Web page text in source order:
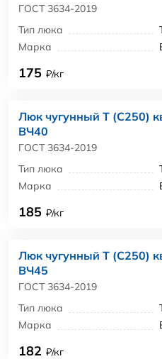
ГОСТ 3634-2019
Тип люка
Марка
175 ₽/кг
Люк чугунный Т (С250)
ВЧ40
ГОСТ 3634-2019
Тип люка
Марка
185 ₽/кг
Люк чугунный Т (С250)
ВЧ45
ГОСТ 3634-2019
Тип люка
Марка
182 ₽/кг